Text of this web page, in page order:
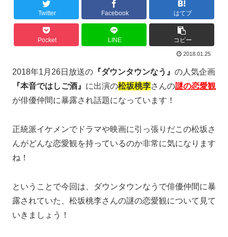
Twitter Facebook はてブ
Pocket LINE コピー
2018.01.25
2018年1月26日放送の 『ダウンタウンなう』 の人気企画
『本音ではしご酒』 に出演の松坂桃李さんの謎の恋愛観
が俳優仲間に暴露され話題になっています！
正統派イケメンでドラマや映画に引っ張りだこの松坂さ
んがどんな恋愛観を持っているのか非常に気になります
ね！
ということで今回は、ダウンタウンなうで俳優仲間に暴
露されていた、松坂桃李さんの謎の恋愛観について見て
いきましょう！